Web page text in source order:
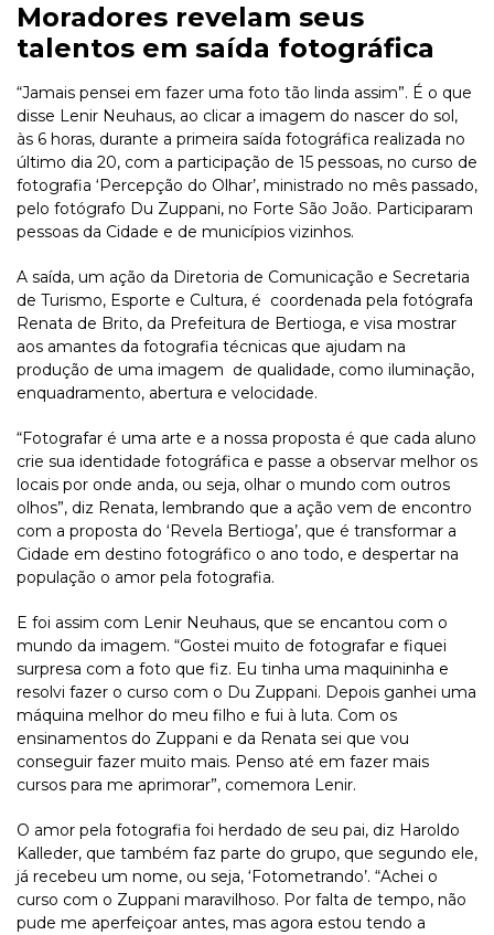
Moradores revelam seus
talentos em saída fotográfica
“Jamais pensei em fazer uma foto tão linda assim”. É o que
disse Lenir Neuhaus, ao clicar a imagem do nascer do sol,
às 6 horas, durante a primeira saída fotográfica realizada no
último dia 20, com a participação de 15 pessoas, no curso de
fotografia ‘Percepção do Olhar’, ministrado no mês passado,
pelo fotógrafo Du Zuppani, no Forte São João. Participaram
pessoas da Cidade e de municípios vizinhos.
A saída, um ação da Diretoria de Comunicação e Secretaria
de Turismo, Esporte e Cultura, é coordenada pela fotógrafa
Renata de Brito, da Prefeitura de Bertioga, e visa mostrar
aos amantes da fotografia técnicas que ajudam na
produção de uma imagem de qualidade, como iluminação,
enquadramento, abertura e velocidade.
“Fotografar é uma arte e a nossa proposta é que cada aluno
crie sua identidade fotográfica e passe a observar melhor os
locais por onde anda, ou seja, olhar o mundo com outros
olhos”, diz Renata, lembrando que a ação vem de encontro
com a proposta do ‘Revela Bertioga’, que é transformar a
Cidade em destino fotográfico o ano todo, e despertar na
população o amor pela fotografia.
E foi assim com Lenir Neuhaus, que se encantou com o
mundo da imagem. “Gostei muito de fotografar e fiquei
surpresa com a foto que fiz. Eu tinha uma maquininha e
resolvi fazer o curso com o Du Zuppani. Depois ganhei uma
máquina melhor do meu filho e fui à luta. Com os
ensinamentos do Zuppani e da Renata sei que vou
conseguir fazer muito mais. Penso até em fazer mais
cursos para me aprimorar”, comemora Lenir.
O amor pela fotografia foi herdado de seu pai, diz Haroldo
Kalleder, que também faz parte do grupo, que segundo ele,
já recebeu um nome, ou seja, ‘Fotometrando’. “Achei o
curso com o Zuppani maravilhoso. Por falta de tempo, não
pude me aperfeiçoar antes, mas agora estou tendo a